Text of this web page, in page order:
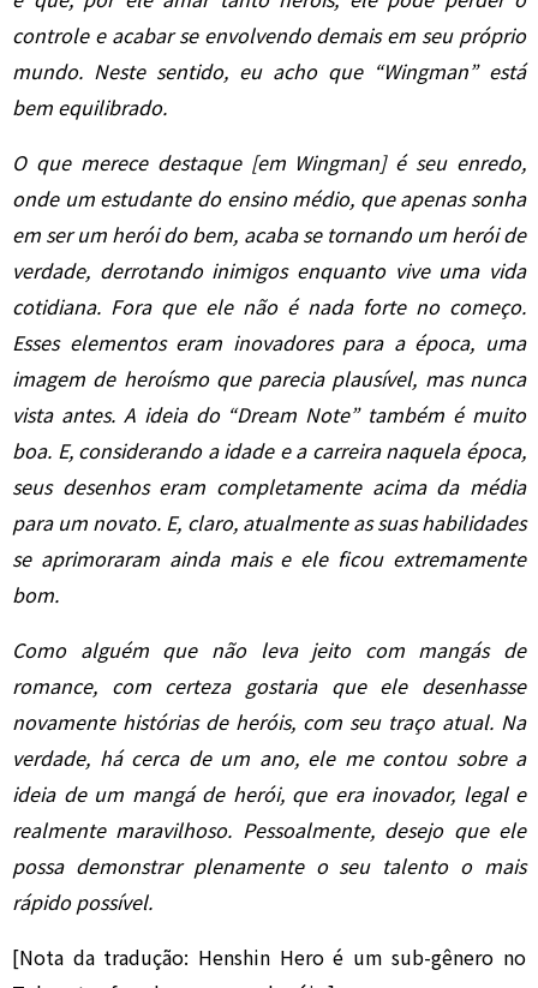
controle e acabar se envolvendo demais em seu próprio
mundo. Neste sentido, eu acho que “Wingman” está
bem equilibrado.
O que merece destaque [em Wingman] é seu enredo,
onde um estudante do ensino médio, que apenas sonha
em ser um herói do bem, acaba se tornando um herói de
verdade, derrotando inimigos enquanto vive uma vida
cotidiana. Fora que ele não é nada forte no começo.
Esses elementos eram inovadores para a época, uma
imagem de heroísmo que parecia plausível, mas nunca
vista antes. A ideia do “Dream Note” também é muito
boa. E, considerando a idade e a carreira naquela época,
seus desenhos eram completamente acima da média
para um novato. E, claro, atualmente as suas habilidades
se aprimoraram ainda mais e ele ficou extremamente
bom.
Como alguém que não leva jeito com mangás de
romance, com certeza gostaria que ele desenhasse
novamente histórias de heróis, com seu traço atual. Na
verdade, há cerca de um ano, ele me contou sobre a
ideia de um mangá de herói, que era inovador, legal e
realmente maravilhoso. Pessoalmente, desejo que ele
possa demonstrar plenamente o seu talento o mais
rápido possível.
[Nota da tradução: Henshin Hero é um sub-gênero no